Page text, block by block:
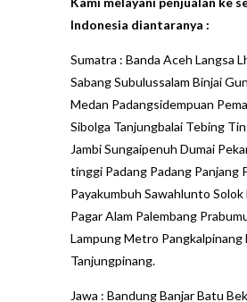
Indonesia diantaranya :
Sumatra : Banda Aceh Langsa
Sabang Subulussalam Binjai
Medan Padangsidempuan
Sibolga Tanjungbalai Tebing
Jambi Sungaipenuh Dumai
tinggi Padang Padang Panjang
Payakumbuh Sawahlunto
Pagar Alam Palembang
Lampung Metro Pangkalpinang
Tanjungpinang.
Jawa : Bandung Banjar Batu